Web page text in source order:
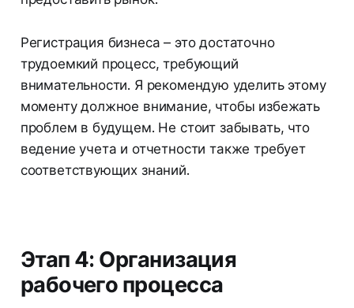
Регистрация бизнеса – это достаточно
трудоемкий процесс, требующий
внимательности. Я рекомендую уделить этому
моменту должное внимание, чтобы избежать
проблем в будущем. Не стоит забывать, что
ведение учета и отчетности также требует
соответствующих знаний.
Этап 4: Организация
рабочего процесса